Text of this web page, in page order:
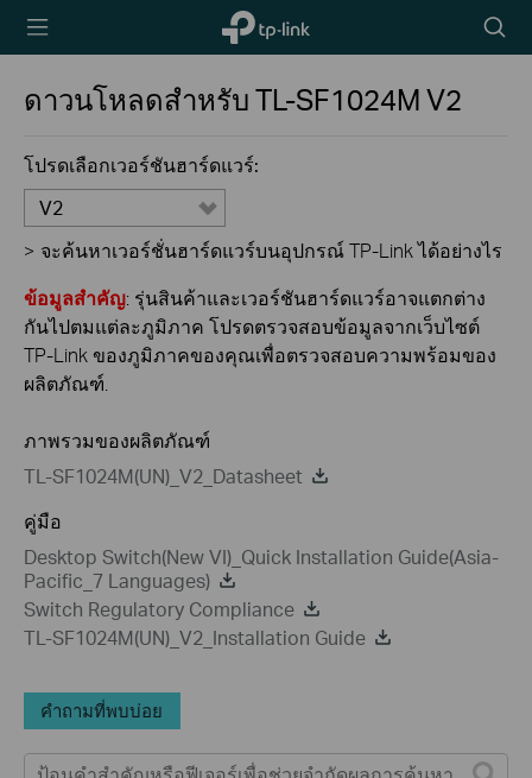
TP-Link,
Reliably
icon
ดาวนโหลดสำหรับTL-SF1024MV2
โปรดเลือกเวอร์ชันฮาร์ดแวร์:
V2
> จะค้นหาเวอร์ชั่นฮาร์ดแวร์บนอุปกรณ์ TP-Link ได้อย่างไร
ข้อมูลสำคัญ: รุ่นสินค้าและเวอร์ชันฮาร์ดแวร์อาจแตกต่าง
กันไปตมแต่ละภูมิภาค โปรดตรวจสอบข้อมูลจากเว็บไซต์
TP-Link ของภูมิภาคของคุณเพื่อตรวจสอบความพร้อมของ
ผลิตภัณฑ์.
ภาพรวมของผลิตภัณฑ์
TL-SF1024M(UN)_V2_Datasheet
คู่มือ
Desktop Switch(New VI)_Quick Installation Guide(Asia-
Pacific_7 Languages)
Switch Regulatory Compliance
TL-SF1024M(UN)_V2_Installation Guide
คำถามที่พบบ่อย